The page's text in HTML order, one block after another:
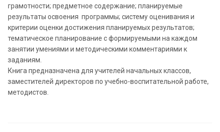
грамотности; предметное содержание; планируемые
результаты освоения программы; систему оценивания и
критерии оценки достижения планируемых результатов;
тематическое планирование с формируемыми на каждом
занятии умениями и методическими комментариями к
заданиям.
Книга предназначена для учителей начальных классов,
заместителей директоров по учебно-воспитательной работе,
методистов.